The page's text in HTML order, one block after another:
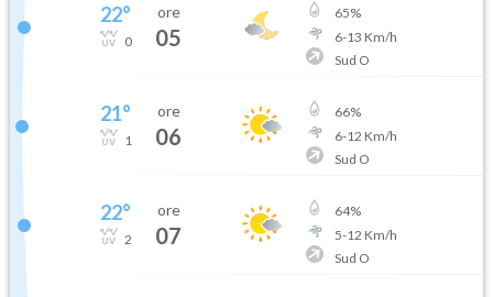
22°
0
ore
05
65%
6-13 Km/h
Sud O
21°
1
ore
06
66%
6-12 Km/h
Sud O
22°
2
ore
07
64%
5-12 Km/h
Sud O